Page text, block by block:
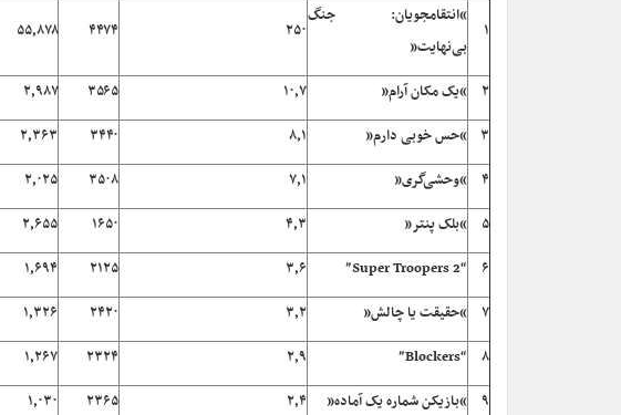
۱
“انتقامجویان: جنگ
بی‌نهایت”
۲۵۰ ۴۴۷۴ ۵۵٫۸۷۸
۲ “یک مکان آرام” ۱۰٫۷ ۳۵۶۵ ۲٫۹۸۷
۳ “حس خوبی دارم” ۸٫۱ ۳۴۴۰ ۲٫۳۶۳
۴ “وحشی‌گری” ۷٫۱ ۳۵۰۸ ۲٫۰۲۵
۵
“بلک پنتر” ۴٫۳ ۱۶۵۰ ۲٫۶۵۵
۶
“Super Troopers 2” ۳٫۶ ۲۱۲۵ ۱٫۶۹۴
۷ “حقیقت یا چالش” ۳٫۲ ۲۴۲۰ ۱٫۳۲۶
۸
“Blockers” ۲٫۹ ۲۳۲۴ ۱٫۲۶۷
۹ “بازیکن شماره یک آماده” ۲٫۴ ۲۳۶۵ ۱٫۰۳۰